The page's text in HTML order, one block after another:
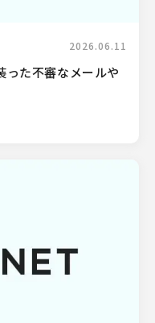
2026.06.11
った不審なメールや